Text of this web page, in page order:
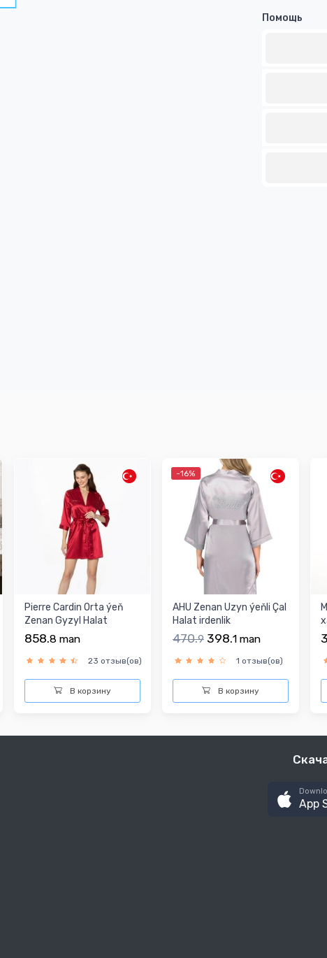
Помощь
Pierre Cardin Orta ýeň
Zenan Gyzyl Halat
irdenlik
858.8 man
23 отзыв(ов)
В корзину
-16%
AHU Zenan Uzyn ýeňli Çal
Halat irdenlik
470.9 398.1 man
1 отзыв(ов)
В корзину
App